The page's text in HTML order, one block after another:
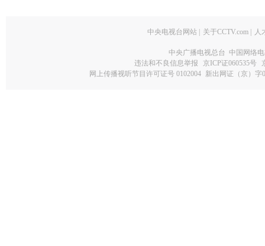
中央电视台网站 关于CCTV.com 人
中央广播电视总台 中国网络
违法和不良信息举报
京ICP证060535号
网上传播视听节目许可证号 0102004 新出网证（京）